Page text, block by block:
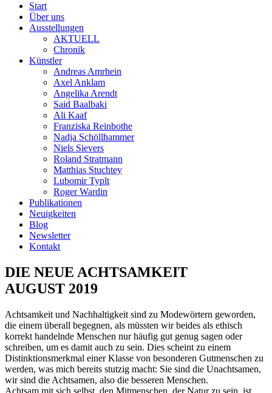
Start
Über uns
Ausstellungen
AKTUELL
Chronik
Künstler
Andreas Amrhein
Axel Anklam
Angelika Arendt
Said Baalbaki
Ali Kaaf
Franziska Reinbothe
Nadja Schöllhammer
Niels Sievers
Roland Stratmann
Matthias Stuchtey
Lubomir Typlt
Roger Wardin
Publikationen
Neuigkeiten
Blog
Newsletter
Kontakt
DIE NEUE ACHTSAMKEIT
AUGUST 2019
Achtsamkeit und Nachhaltigkeit sind zu Modewörtern geworden,
die einem überall begegnen, als müssten wir beides als ethisch
korrekt handelnde Menschen nur häufig gut genug sagen oder
schreiben, um es damit auch zu sein. Dies scheint zu einem
Distinktionsmerkmal einer Klasse von besonderen Gutmenschen zu
werden, was mich bereits stutzig macht: Sie sind die Unachtsamen,
wir sind die Achtsamen, also die besseren Menschen.
Achtsam mit sich selbst, den Mitmenschen, der Natur zu sein, ist